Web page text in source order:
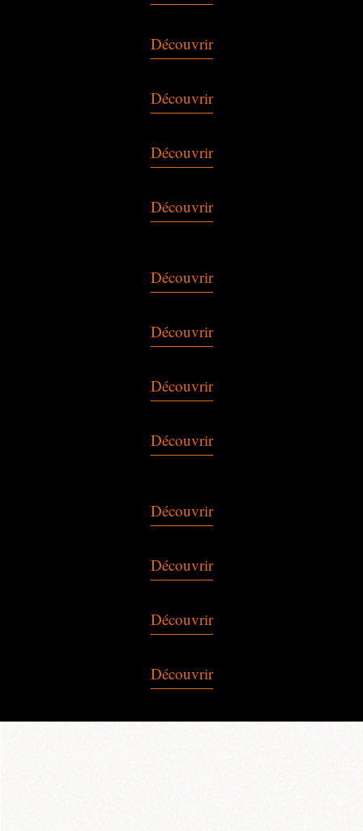
Découvrir
Découvrir
Découvrir
Découvrir
Découvrir
Découvrir
Découvrir
Découvrir
Découvrir
Découvrir
Découvrir
Découvrir